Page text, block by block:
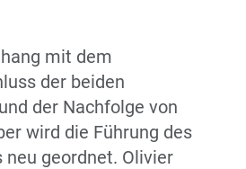
mit dem
der beiden
der Nachfolge von
wird die Führung des
neu geordnet. Olivier